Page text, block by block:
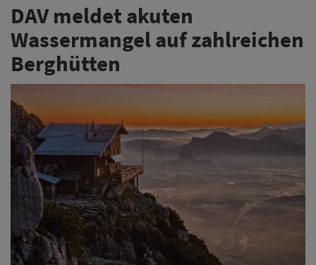
DAV meldet akuten
Wassermangel auf zahlreichen
Berghütten